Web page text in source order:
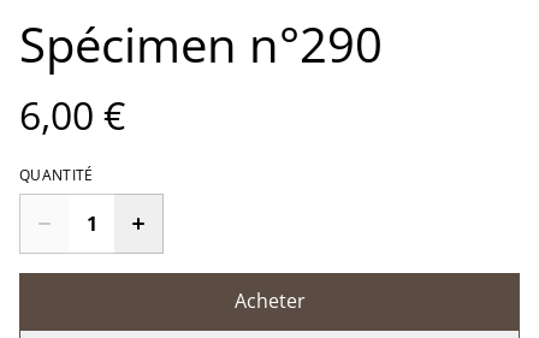
Spécimen n°290
6,00 €
QUANTITÉ
Acheter